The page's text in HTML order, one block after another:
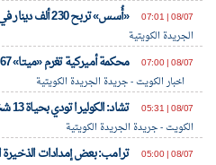
08/07 | 07:01
«أُسس» تربح 230 ألف دينار في النصف الأول
الجريدة الكويتية
08/07 | 07:00
محكمة أميركية تغرم «ميتا» 567 مليون دولار لأضرار لحقت بالأطفال
اخبار الكويت - جريدة الجريدة الكويتية
08/07 | 05:31
تشاد: الكوليرا تودي بحياة 13 شخصاً والإصابات ترتفع إلى 240
الكويت - جريدة الجريدة الكويتية
08/07 | 05:00
ترامب: بعض إمدادات